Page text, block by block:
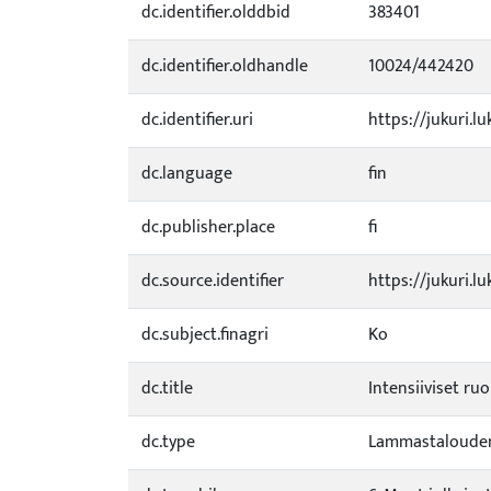
dc.identifier.olddbid
383401
dc.identifier.oldhandle
10024/442420
dc.identifier.uri
https://
dc.language
fin
dc.publisher.place
fi
dc.source.identifier
https://
dc.subject.finagri
Ko
dc.title
Intensiiviset
dc.type